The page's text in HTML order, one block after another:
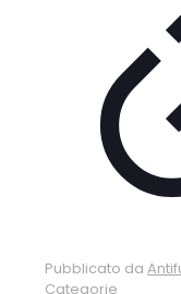
Pubblicato da
Categorie